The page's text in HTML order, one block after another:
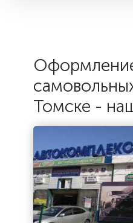
Томске -